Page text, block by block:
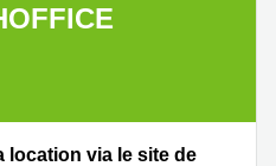
location via le site de